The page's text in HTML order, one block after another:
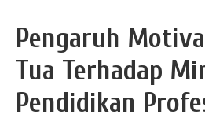
Pengaruh
Tua Terhadap
Pendidikan